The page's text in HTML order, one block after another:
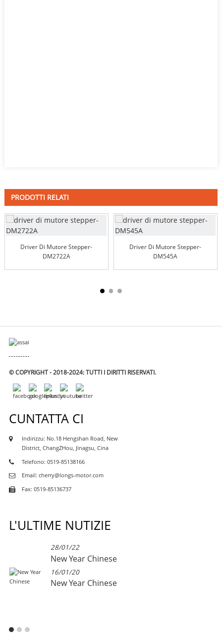
PRODOTTI RELATI
Driver Di Mutore Stepper-
DM2722A
Driver Di Mutore Stepper-
DM545A
© COPYRIGHT - 2018-2024: TUTTI I DIRITTI RISERVATI.
CUNTATTA CI
Indirizzu: No.18 Hengshan Road, New
District, ChangZHou, Jinagsu, Cina
Telefono: 0519-85138166
Email: cherry@longs-motor.com
Fax: 0519-85136737
L'ULTIME NUTIZIE
28/01/22
New Year Chinese
16/01/20
New Year Chinese